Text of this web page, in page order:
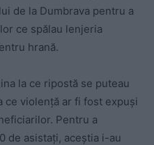
de la Dumbrava pentru a
ce spălau lenjeria
hrană.
la ce ripostă se puteau
ce violență ar fi fost expuși
Pentru a
de asistați, aceștia i-au